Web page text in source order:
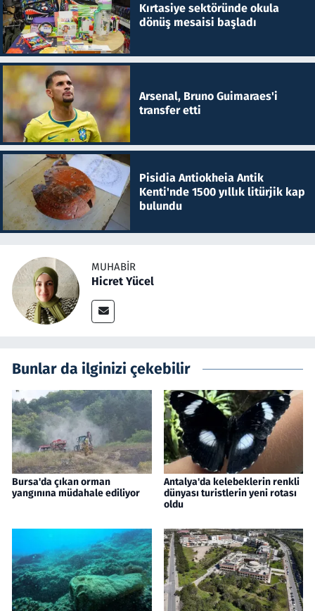
Kırtasiye sektöründe okula
dönüş mesaisi başladı
Arsenal, Bruno Guimaraes'i
transfer etti
Pisidia Antiokheia Antik
Kenti'nde 1500 yıllık litürjik kap
bulundu
MUHABIR
Hicret Yücel
Bunlar da ilginizi çekebilir
Bursa'da çıkan orman
yangınına müdahale ediliyor
Antalya'da kelebeklerin renkli
dünyası turistlerin yeni rotası
oldu